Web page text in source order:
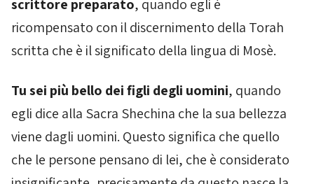
scrittore preparato, quando egli è
ricompensato con il discernimento della Torah
scritta che è il significato della lingua di Mosè.
Tu sei più bello dei figli degli uomini, quando
egli dice alla Sacra Shechina che la sua bellezza
viene dagli uomini. Questo significa che quello
che le persone pensano di lei, che è considerato